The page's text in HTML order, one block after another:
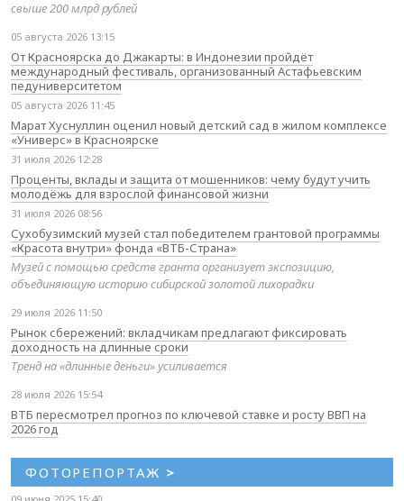
свыше 200 млрд рублей
05 августа 2026 13:15
От Красноярска до Джакарты: в Индонезии пройдёт
международный фестиваль, организованный Астафьевским
педуниверситетом
05 августа 2026 11:45
Марат Хуснуллин оценил новый детский сад в жилом комплексе
«Универс» в Красноярске
31 июля 2026 12:28
Проценты, вклады и защита от мошенников: чему будут учить
молодёжь для взрослой финансовой жизни
31 июля 2026 08:56
Сухобузимский музей стал победителем грантовой программы
«Красота внутри» фонда «ВТБ-Страна»
Музей с помощью средств гранта организует экспозицию,
объединяющую историю сибирской золотой лихорадки
29 июля 2026 11:50
Рынок сбережений: вкладчикам предлагают фиксировать
доходность на длинные сроки
Тренд на «длинные деньги» усиливается
28 июля 2026 15:54
ВТБ пересмотрел прогноз по ключевой ставке и росту ВВП на
2026 год
ФОТОРЕПОРТАЖ >